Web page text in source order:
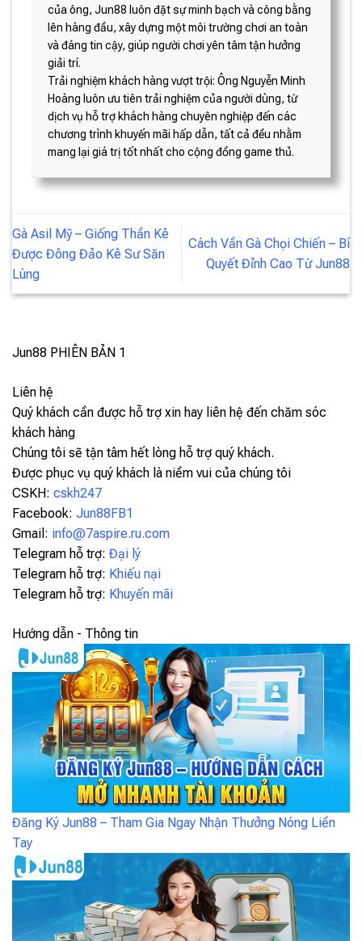
của ông, Jun88 luôn đặt sự minh bạch và công bằng
lên hàng đầu, xây dựng một môi trường chơi an toàn
và đáng tin cậy, giúp người chơi yên tâm tận hưởng
giải trí.
Trải nghiệm khách hàng vượt trội: Ông Nguyễn Minh
Hoàng luôn ưu tiên trải nghiệm của người dùng, từ
dịch vụ hỗ trợ khách hàng chuyên nghiệp đến các
chương trình khuyến mãi hấp dẫn, tất cả đều nhằm
mang lại giá trị tốt nhất cho cộng đồng game thủ.
Gà Asil Mỹ – Giống Thần Kê
Được Đông Đảo Kê Sư Săn
Lùng
Cách Vần Gà Chọi Chiến – Bí
Quyết Đỉnh Cao Từ Jun88
Jun88 PHIÊN BẢN 1
Liên hệ
Quý khách cần được hỗ trợ xin hay liên hệ đến chăm sóc
khách hàng
Chúng tôi sẽ tận tâm hết lòng hỗ trợ quý khách.
Được phục vụ quý khách là niềm vui của chúng tôi
CSKH: cskh247
Facebook: Jun88FB1
Gmail: info@7aspire.ru.com
Telegram hỗ trợ: Đại lý
Telegram hỗ trợ: Khiếu nại
Telegram hỗ trợ: Khuyến mãi
Hướng dẫn - Thông tin
Đăng Ký Jun88 – Tham Gia Ngay Nhận Thưởng Nóng Liền
Tay